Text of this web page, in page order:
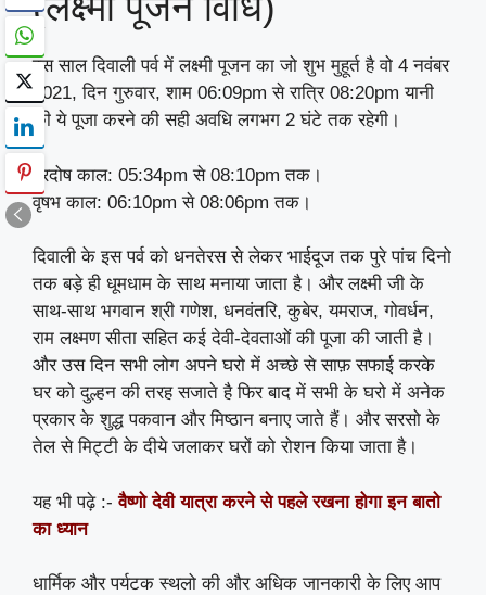
इस साल दिवाली पर्व में लक्ष्मी पूजन का जो शुभ मुहूर्त है वो 4 नवंबर
2021, दिन गुरुवार, शाम 06:09pm से रात्रि 08:20pm यानी
की ये पूजा करने की सही अवधि लगभग 2 घंटे तक रहेगी।
प्रदोष काल: 05:34pm से 08:10pm तक।
वृषभ काल: 06:10pm से 08:06pm तक।
दिवाली के इस पर्व को धनतेरस से लेकर भाईदूज तक पुरे पांच दिनो
तक बड़े ही धूमधाम के साथ मनाया जाता है। और लक्ष्मी जी के
साथ-साथ भगवान श्री गणेश, धनवंतरि, कुबेर, यमराज, गोवर्धन,
राम लक्ष्मण सीता सहित कई देवी-देवताओं की पूजा की जाती है।
और उस दिन सभी लोग अपने घरो में अच्छे से साफ़ सफाई करके
घर को दुल्हन की तरह सजाते है फिर बाद में सभी के घरो में अनेक
प्रकार के शुद्ध पकवान और मिष्ठान बनाए जाते हैं। और सरसो के
तेल से मिट्टी के दीये जलाकर घरों को रोशन किया जाता है।
यह भी पढ़े :-वैष्णो देवी यात्रा करने से पहले रखना होगा इन बातो
का ध्यान
धार्मिक और पर्यटक स्थलो की और अधिक जानकारी के लिए आप